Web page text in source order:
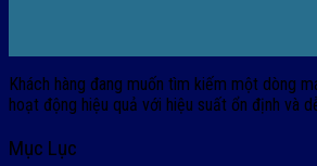
Khách hàng đang muốn tìm kiếm một dòng
hoạt động hiệu quả với hiệu suất ổn định và
Mục Lục